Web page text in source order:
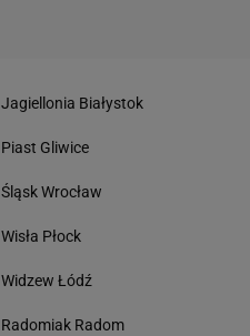
Jagiellonia Białystok
Piast Gliwice
Śląsk Wrocław
Wisła Płock
Widzew Łódź
Radomiak Radom